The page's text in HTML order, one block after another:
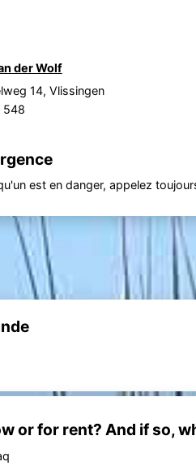
der Wolf
14, Vlissingen
548
est en danger, appelez
or for rent? And if so,